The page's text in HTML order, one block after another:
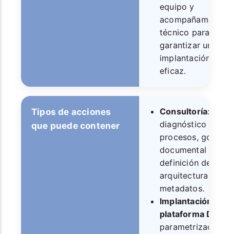
equipo y
acompañamiento
técnico para
garantizar una
implantación
eficaz.
Tipos de acciones
que puede contener
Consultoría:
diagnóstico de
procesos,
documental y
definición de
arquitectura y
metadatos.
Implantación de
plataforma DMS
parametrización